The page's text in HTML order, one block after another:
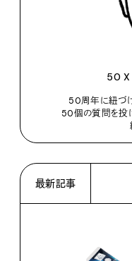
50 X
50周年に紐づ
50個の質問を投
最新記事